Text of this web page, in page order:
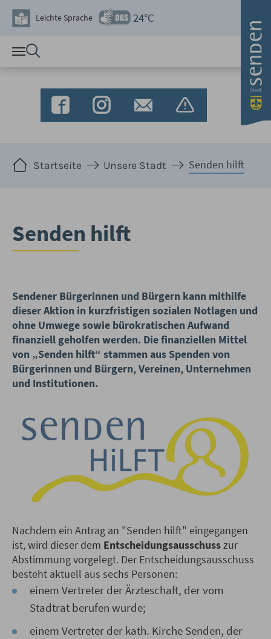
Zum Hauptinhalt springen
Leichte Sprache 24°C
Startseite Unsere Stadt Senden hilft
Senden hilft
Sendener Bürgerinnen und Bürgern kann mithilfe
dieser Aktion in kurzfristigen sozialen Notlagen und
ohne Umwege sowie bürokratischen Aufwand
finanziell geholfen werden. Die finanziellen Mittel
von „Senden hilft“ stammen aus Spenden von
Bürgerinnen und Bürgern, Vereinen, Unternehmen
und Institutionen.
Nachdem ein Antrag an "Senden hilft" eingegangen
ist, wird dieser dem Entscheidungsausschusszur
Abstimmung vorgelegt. Der Entscheidungsausschuss
besteht aktuell aus sechs Personen:
einem Vertreter der Ärzteschaft, der vom
Stadtrat berufen wurde;
einem Vertreter der kath. Kirche Senden, der